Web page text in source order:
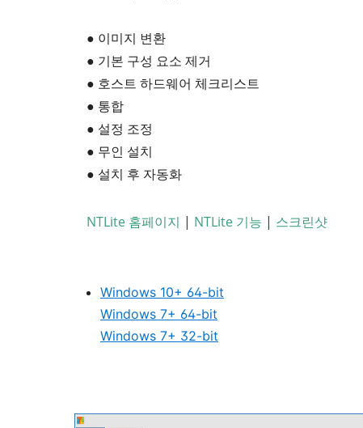
● 이미지 변환
● 기본 구성 요소 제거
● 호스트 하드웨어 체크리스트
● 통합
● 설정 조정
● 무인 설치
● 설치 후 자동화
NTLite 홈페이지 | NTLite 기능 | 스크린샷
Windows 10+ 64-bit
Windows 7+ 64-bit
Windows 7+ 32-bit